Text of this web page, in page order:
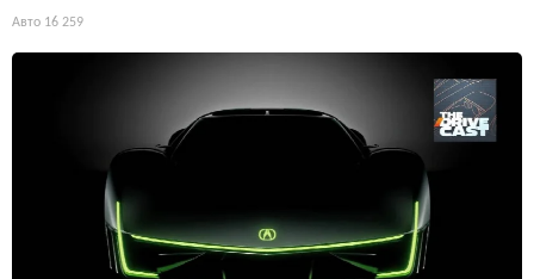
Авто 16 259